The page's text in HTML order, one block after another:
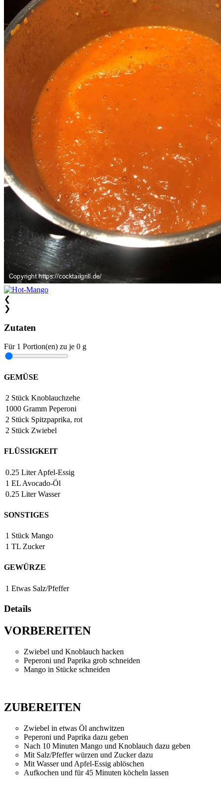
❮
❯
Zutaten
Für 1 Portion(en) zu je 0 g
GEMÜSE
2 Stück Knoblauchzehe
1000 Gramm Peperoni
2 Stück Spitzpaprika, rot
2 Stück Zwiebel
FLÜSSIGKEIT
0.25 LiterApfel-Essig
1 EL Avocado-Öl
0.25 LiterWasser
SONSTIGES
1 Stück Mango
1 TL Zucker
GEWÜRZE
1 Etwas Salz/Pfeffer
Details
VORBEREITEN
Zwiebel und Knoblauch hacken
Peperoni und Paprika grob schneiden
Mango in Stücke schneiden
ZUBEREITEN
Zwiebel in etwas Öl anchwitzen
Peperoni und Paprika dazu geben
Nach 10 Minuten Mango und Knoblauch dazu geben
Mit Salz/Pfeffer würzen und Zucker dazu
Mit Wasser und Apfel-Essig ablöschen
Aufkochen und für 45 Minuten köcheln lassen